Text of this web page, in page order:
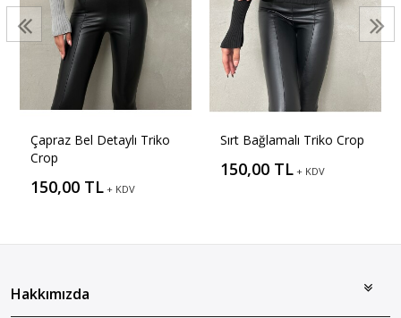
Çapraz Bel Detaylı Triko
Crop
150,00 TL + KDV
Sırt Bağlamalı Triko Crop
150,00 TL + KDV
Hakkımızda